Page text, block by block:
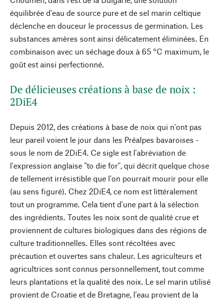
équilibrée d'eau de source pure et de sel marin celtique
déclenche en douceur le processus de germination. Les
substances amères sont ainsi délicatement éliminées. En
combinaison avec un séchage doux à 65 °C maximum, le
goût est ainsi perfectionné.
De délicieuses créations à base de noix :
2DiE4
Depuis 2012, des créations à base de noix qui n'ont pas
leur pareil voient le jour dans les Préalpes bavaroises -
sous le nom de 2DiE4. Ce sigle est l'abréviation de
l'expression anglaise "to die for", qui décrit quelque chose
de tellement irrésistible que l'on pourrait mourir pour elle
(au sens figuré). Chez 2DiE4, ce nom est littéralement
tout un programme. Cela tient d'une part à la sélection
des ingrédients. Toutes les noix sont de qualité crue et
proviennent de cultures biologiques dans des régions de
culture traditionnelles. Elles sont récoltées avec
précaution et ouvertes sans chaleur. Les agriculteurs et
agricultrices sont connus personnellement, tout comme
leurs plantations et la qualité des noix. Le sel marin utilisé
provient de Croatie et de Bretagne, l'eau provient de la